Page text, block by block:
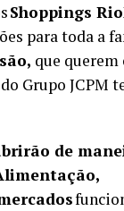
Shoppings
para toda a
que
Grupo JCPM
de